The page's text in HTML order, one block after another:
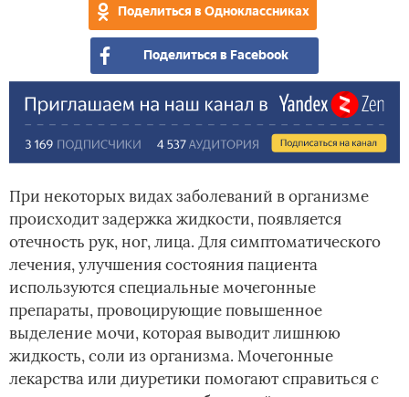
Поделиться в Одноклассниках
Поделиться в Facebook
При некоторых видах заболеваний в организме
происходит задержка жидкости, появляется
отечность рук, ног, лица. Для симптоматического
лечения, улучшения состояния пациента
используются специальные мочегонные
препараты, провоцирующие повышенное
выделение мочи, которая выводит лишнюю
жидкость, соли из организма. Мочегонные
лекарства или диуретики помогают справиться с